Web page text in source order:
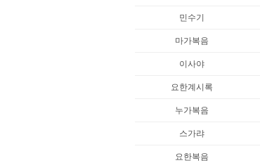
민수기
마가복음
이사야
요한계시록
누가복음
스가랴
요한복음